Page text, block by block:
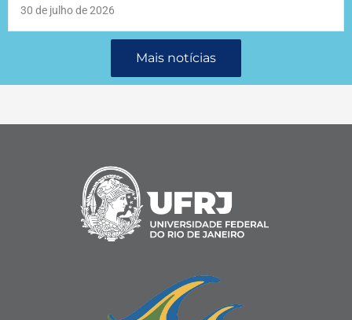
30 de julho de 2026
Mais notícias